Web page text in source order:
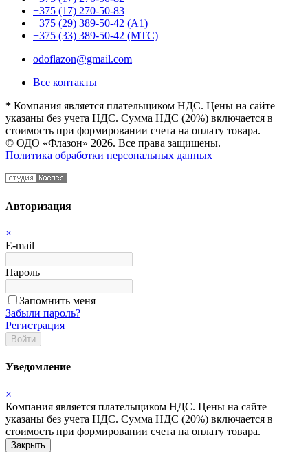
+375 (17) 270-50-83
+375 (29) 389-50-42 (А1)
+375 (33) 389-50-42 (МТС)
odoflazon@gmail.com
Все контакты
* Компания является плательщиком НДС. Цены на сайте
указаны без учета НДС. Сумма НДС (20%) включается в
стоимость при формировании счета на оплату товара.
© ОДО «Флазон» 2026. Все права защищены.
Политика обработки персональных данных
Авторизация
×
E-mail
Пароль
Запомнить меня
Забыли пароль?
Регистрация
Войти
Уведомление
×
Компания является плательщиком НДС. Цены на сайте
указаны без учета НДС. Сумма НДС (20%) включается в
стоимость при формировании счета на оплату товара.
Закрыть